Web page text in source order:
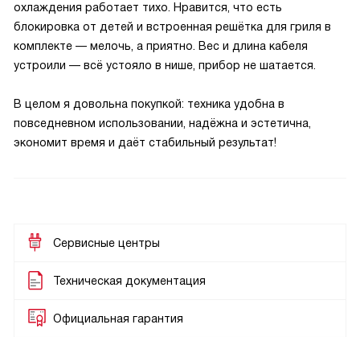
охлаждения работает тихо. Нравится, что есть
блокировка от детей и встроенная решётка для гриля в
комплекте — мелочь, а приятно. Вес и длина кабеля
устроили — всё устояло в нише, прибор не шатается.
В целом я довольна покупкой: техника удобна в
повседневном использовании, надёжна и эстетична,
экономит время и даёт стабильный результат!
Сервисные центры
Техническая документация
Официальная гарантия